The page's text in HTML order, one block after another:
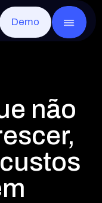
Demo
não
e acessíveis